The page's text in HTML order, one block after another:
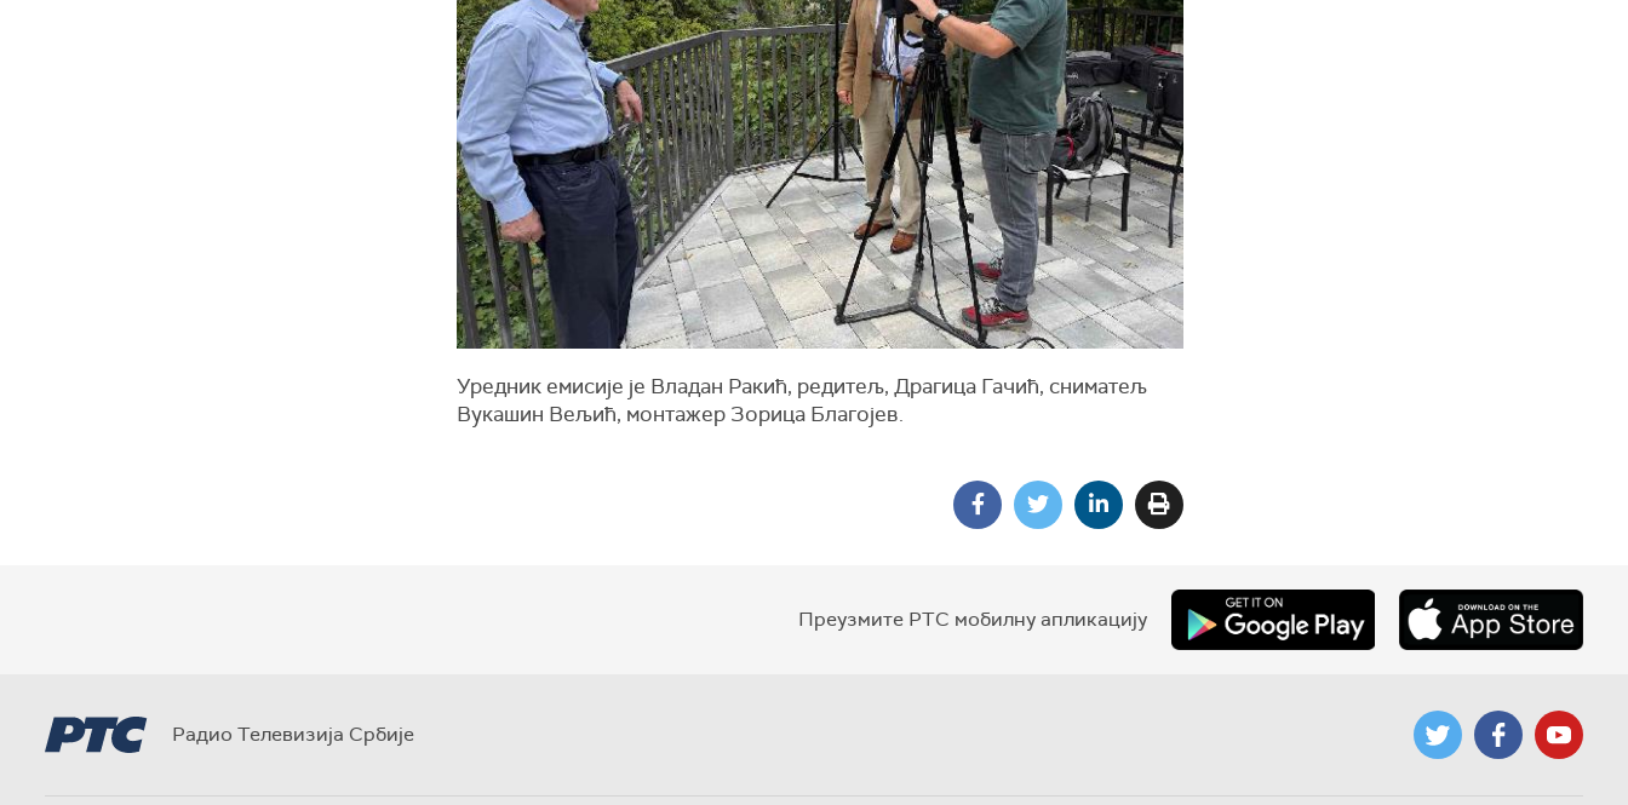
Уредник емисије је Владан Ракић, редитељ, Драгица Гачић, сниматељ
Вукашин Вељић, монтажер Зорица Благојев.
Преузмите РТС мобилну апликацију
Радио Телевизија Србије